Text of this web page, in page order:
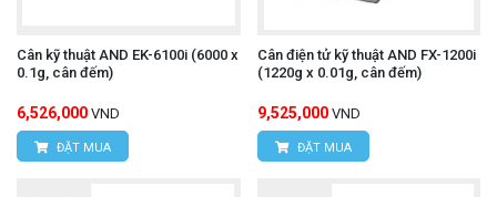
Cân kỹ thuật AND EK-6100i (6000 x
0.1g, cân đếm)
6,526,000 VND
ĐẶT MUA
Cân điện tử kỹ thuật AND FX-1200i
(1220g x 0.01g, cân đếm)
9,525,000 VND
ĐẶT MUA